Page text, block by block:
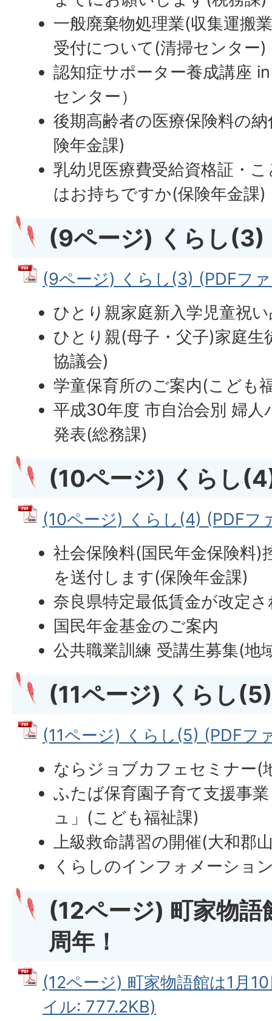
一般廃棄物処理業(収集運搬
受付について(清掃センター)
認知症サポーター養成講座 in
センター）
後期高齢者の医療保険料の
険年金課)
乳幼児医療費受給資格証・
はお持ちですか(保険年金課)
(9ページ) くらし(3)
(9ページ) くらし(3) (PDFフ
ひとり親家庭新入学児童祝
ひとり親(母子・父子)家庭生
協議会)
学童保育所のご案内(こども
平成30年度 市自治会別 婦人
発表(総務課)
(10ページ) くらし
(10ページ) くらし(4) (PDFフ
社会保険料(国民年金保険料)
を送付します(保険年金課)
奈良県特定最低賃金が改定
国民年金基金のご案内
公共職業訓練 受講生募集(地
(11ページ) くらし(5)
(11ページ) くらし(5) (PDFフ
ならジョブカフェセミナー(
ふたば保育園子育て支援事
ュ」(こども福祉課)
上級救命講習の開催(大和郡
くらしのインフォメーショ
(12ページ) 町家物語
周年！
(12ページ) 町家物語館は1月
イル: 777.2KB)